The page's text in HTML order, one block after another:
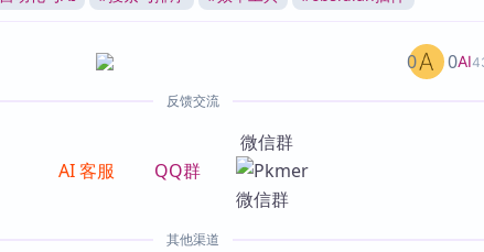
AI
0 0
反馈交流
AI 客服 QQ群
微信群
其他渠道